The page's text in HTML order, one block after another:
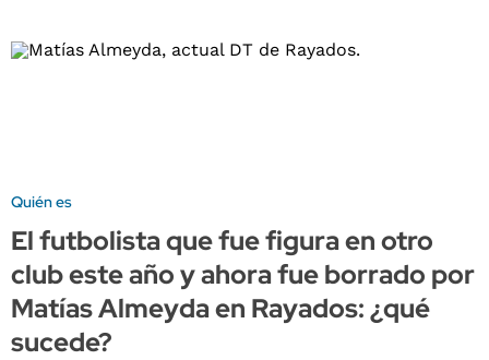
Quién es
El futbolista que fue figura en otro
club este año y ahora fue borrado por
Matías Almeyda en Rayados: ¿qué
sucede?